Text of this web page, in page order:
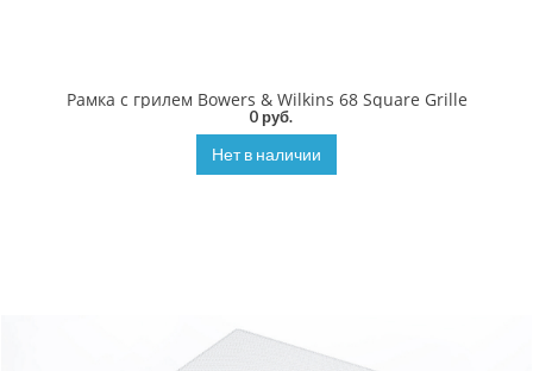
Рамка с грилем Bowers & Wilkins 68 Square Grille
0 руб.
Нет в наличии